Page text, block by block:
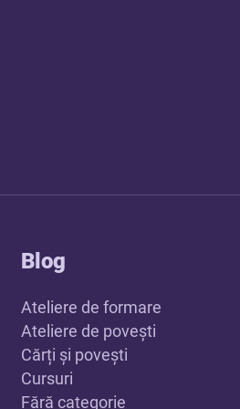
Blog
Ateliere de formare
Ateliere de povești
Cărți și povești
Cursuri
Fără categorie